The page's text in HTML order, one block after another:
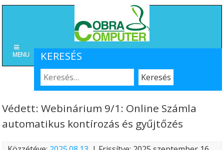
KERESÉS
MENU
Védett: Webinárium 9/1: Online Számla
automatikus kontírozás és gyűjtőzés